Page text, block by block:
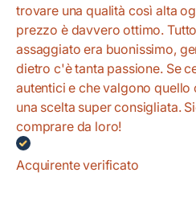
trovare una qualità così alta
prezzo è davvero ottimo.
assaggiato era buonissimo,
dietro c'è tanta passione. Se
autentici e che valgono quello
una scelta super consigliata.
comprare da loro!
Acquirente verificato